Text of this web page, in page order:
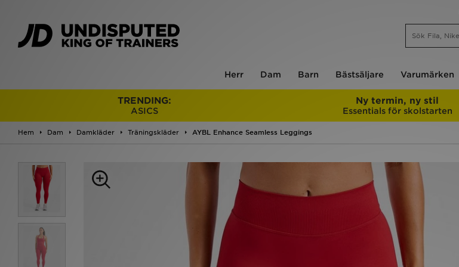
Herr Dam Barn Bästsäljare Varumärken
TRENDING:
ASICS
Ny termin, ny stil
Essentials för skolstarten
Hem Dam Damkläder Träningskläder AYBL Enhance Seamless Leggings